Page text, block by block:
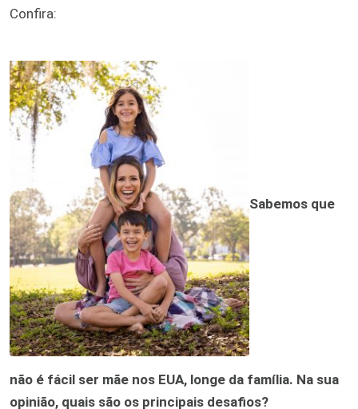
Confira:
Sabemos que
não é fácil ser mãe nos EUA, longe da família. Na sua
opinião, quais são os principais desafios?